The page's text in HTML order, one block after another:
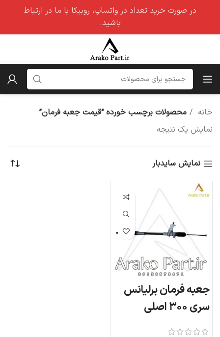
خانه
محصولات برچسب خورده “قیمت جعبه فرمان”
نمایش یک نتیجه
نمایش سایدبار
جعبه فرمان برلیانس
سری ۳۰۰ اصلی
در صورت خرید تعداد در واتساپ، روبیکا با ما در ارتباط
باشید.